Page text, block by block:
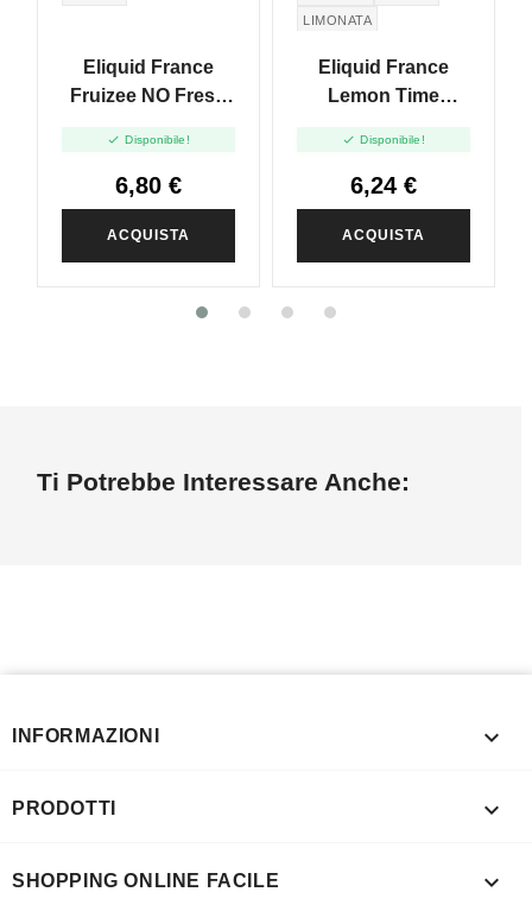
Eliquid France
Fruizee NO Fresh
Mango - 10ml
 Disponibile!
6,80 €
ACQUISTA
LIMONATA
Eliquid France
Lemon Time
10ml
 Disponibile!
6,24 €
ACQUISTA
Ti Potrebbe Interessare Anche:
INFORMAZIONI 
PRODOTTI 
SHOPPING ONLINE FACILE 